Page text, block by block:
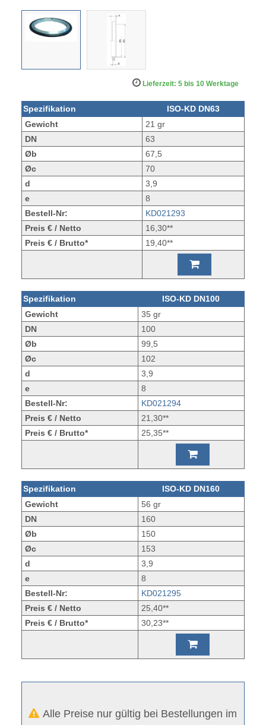
Lieferzeit: 5 bis 10 Werktage
Spezifikation
ISO-KD DN63
Gewicht
21 gr
DN
63
Øb
67,5
Øc
70
d
3,9
e
8
Bestell-Nr:
KD021293
Preis € / Netto
16,30**
Preis € / Brutto*
19,40**
Spezifikation
ISO-KD DN100
Gewicht
35 gr
DN
100
Øb
99,5
Øc
102
d
3,9
e
8
Bestell-Nr:
KD021294
Preis € / Netto
21,30**
Preis € / Brutto*
25,35**
Spezifikation
ISO-KD DN160
Gewicht
56 gr
DN
160
Øb
150
Øc
153
d
3,9
e
8
Bestell-Nr:
KD021295
Preis € / Netto
25,40**
Preis € / Brutto*
30,23**
Alle Preise nur gültig bei Bestellungen im